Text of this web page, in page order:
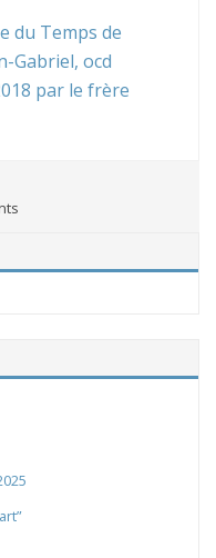
du Temps de
Gabriel, ocd
par le frère